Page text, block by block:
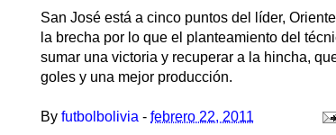
San José está a cinco puntos del líder,
la brecha por lo que el planteamiento del
sumar una victoria y recuperar a la hincha,
goles y una mejor producción.
By futbolbolivia - febrero 22, 2011